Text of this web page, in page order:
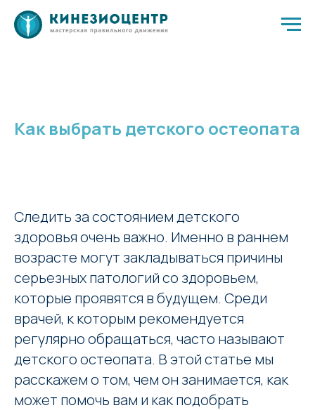
Как выбрать детского остеопата
Следить за состоянием детского
здоровья очень важно. Именно в раннем
возрасте могут закладываться причины
серьезных патологий со здоровьем,
которые проявятся в будущем. Среди
врачей, к которым рекомендуется
регулярно обращаться, часто называют
детского остеопата. В этой статье мы
расскажем о том, чем он занимается, как
может помочь вам и как подобрать